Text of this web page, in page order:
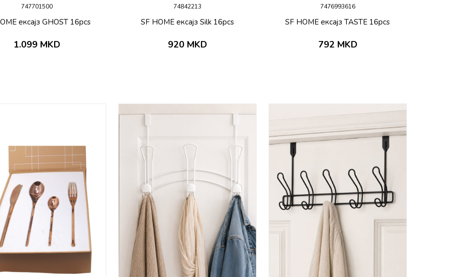
747701500
ексајз GHOST 16pcs
1.099 MKD
74842213
SF HOME ексајз Silk 16pcs
920 MKD
7476993616
SF HOME ексајз TASTE 16pcs
792 MKD